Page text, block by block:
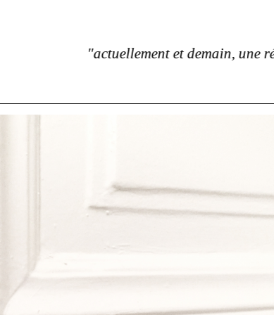
"actuellement et demain, une référence."